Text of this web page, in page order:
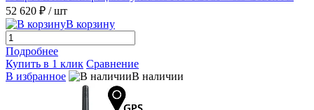
52 620 ₽ / шт
В корзину
Подробнее
Купить в 1 клик Сравнение
В избранное
В наличии